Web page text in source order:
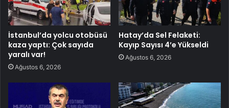
İstanbul’da yolcu otobüsü
kaza yaptı: Çok sayıda
yaralı var!
Ağustos 6, 2026
Hatay’da Sel Felaketi:
Kayıp Sayısı 4’e Yükseldi
Ağustos 6, 2026